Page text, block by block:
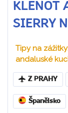
KLENOT
SIERRY
Tipy na
andaluské
Z PRAHY
Španělsko